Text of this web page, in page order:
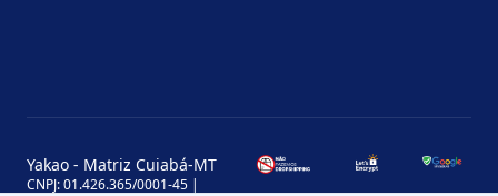
Yakao - Matriz Cuiabá-MT
CNPJ: 01.426.365/0001-45 |